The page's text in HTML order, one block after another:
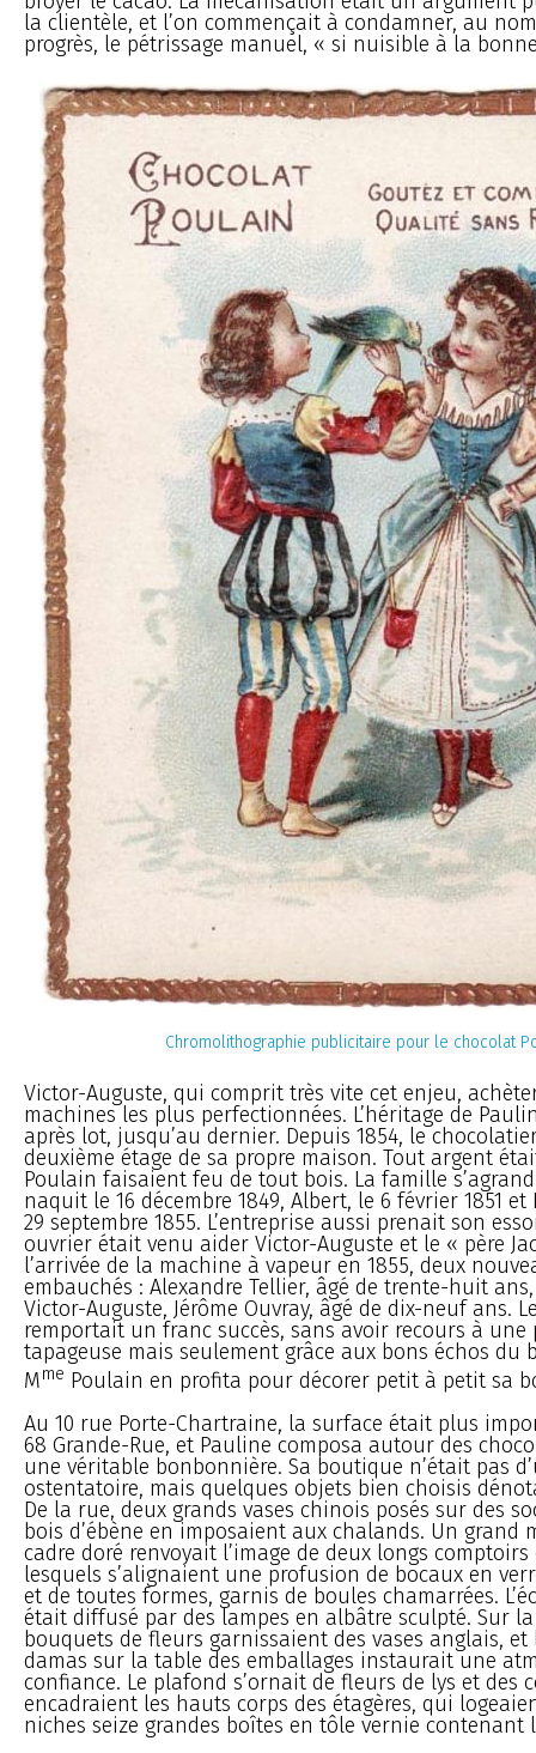
la clientèle, et l’on commençait à condamner, au
progrès, le pétrissage manuel, « si nuisible à la
Chromolithographie publicitaire pour le chocolat
Victor-Auguste, qui comprit très vite cet enjeu,
machines les plus perfectionnées. L’héritage de
après lot, jusqu’au dernier. Depuis 1854, le
deuxième étage de sa propre maison. Tout argent
Poulain faisaient feu de tout bois. La famille
naquit le 16 décembre 1849, Albert, le 6 février 1851 et
29 septembre 1855. L’entreprise aussi prenait son
ouvrier était venu aider Victor-Auguste et le « père
l’arrivée de la machine à vapeur en 1855, deux
embauchés : Alexandre Tellier, âgé de trente-huit
Victor-Auguste, Jérôme Ouvray, âgé de dix-neuf ans.
remportait un franc succès, sans avoir recours à une
tapageuse mais seulement grâce aux bons échos du
Mme Poulain en profita pour décorer petit à petit sa
Au 10 rue Porte-Chartraine, la surface était plus
68 Grande-Rue, et Pauline composa autour des
une véritable bonbonnière. Sa boutique n’était pas
ostentatoire, mais quelques objets bien choisis
De la rue, deux grands vases chinois posés sur des
bois d’ébène en imposaient aux chalands. Un grand
cadre doré renvoyait l’image de deux longs
lesquels s’alignaient une profusion de bocaux en
et de toutes formes, garnis de boules chamarrées.
était diffusé par des lampes en albâtre sculpté. Sur la
bouquets de fleurs garnissaient des vases anglais,
damas sur la table des emballages instaurait une
confiance. Le plafond s’ornait de fleurs de lys et des
encadraient les hauts corps des étagères, qui
niches seize grandes boîtes en tôle vernie contenant